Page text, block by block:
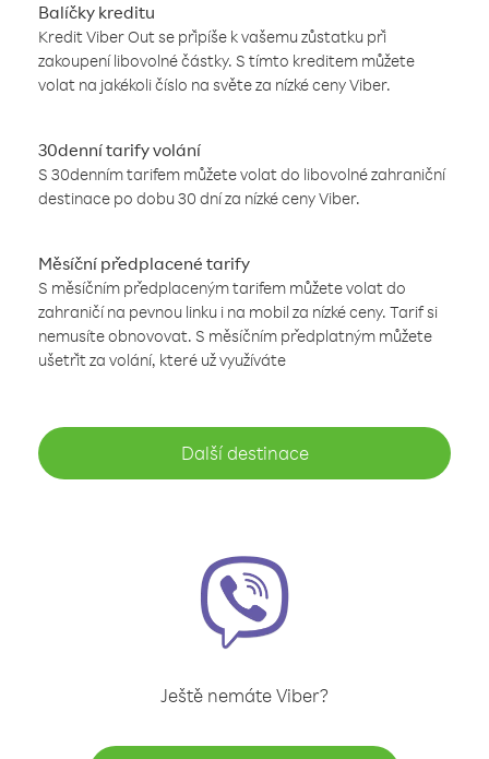
Balíčky kreditu
Kredit Viber Out se připíše k vašemu zůstatku při
zakoupení libovolné částky. S tímto kreditem můžete
volat na jakékoli číslo na světe za nízké ceny Viber.
30denní tarify volání
S 30denním tarifem můžete volat do libovolné zahraniční
destinace po dobu 30 dní za nízké ceny Viber.
Měsíční předplacené tarify
S měsíčním předplaceným tarifem můžete volat do
zahraničí na pevnou linku i na mobil za nízké ceny. Tarif si
nemusíte obnovovat. S měsíčním předplatným můžete
ušetřit za volání, které už využíváte
Další destinace
Ještě nemáte Viber?